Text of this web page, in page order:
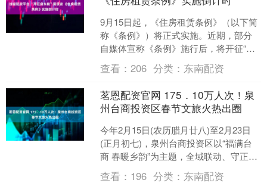
9月15日起，《住房租赁条例》（以下简
称《条例》）将正式实施。近期，部分
自媒体宣称《条例》施行后，将开征“房
东税”。业内人士表示，所谓加征“房东
税”的说法是对住....
查看：206 分类： 东南配资
茗恩配资官网 175．10万人次！泉
州台商投资区春节文旅火热出圈
今年2月15日(农历腊月廿八)至2月23日
(正月初七)，泉州台商投资区以“福满台
商 春暖乡韵”为主题，全域联动、守正创
新，精心策划非遗传统体验季、新春美
食荟萃季....
查看： 196 分类： 东南配资